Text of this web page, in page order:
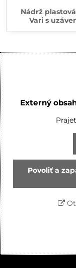
Nádrž
Vari s
Externý
Povoliť a